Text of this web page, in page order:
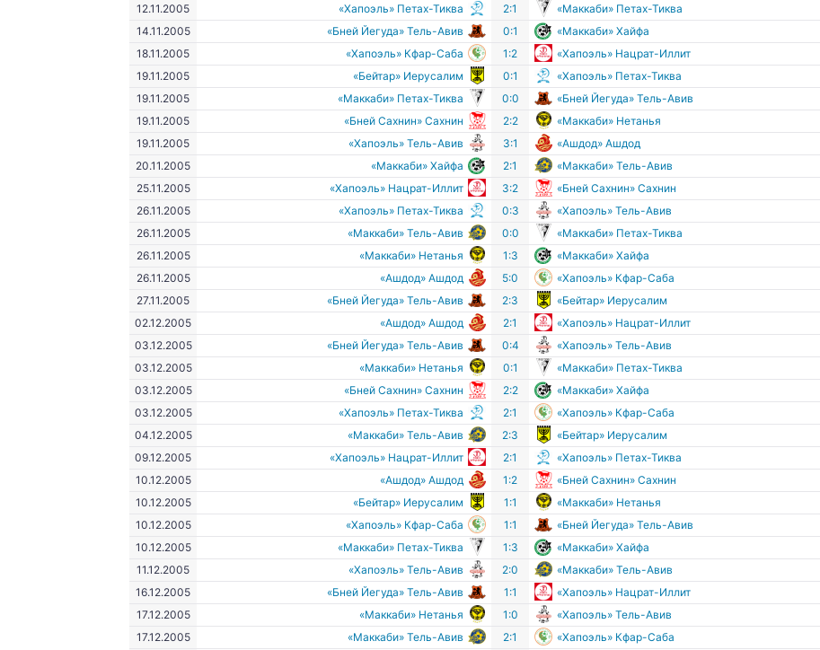
12.11.2005
«Хапоэль» Петах-Тиква 2:1 «Маккаби» Петах-Тиква
14.11.2005
«Бней Йегуда» Тель-Авив 0:1 «Маккаби» Хайфа
18.11.2005
«Хапоэль» Кфар-Саба 1:2 «Хапоэль» Нацрат-Иллит
19.11.2005
«Бейтар» Иерусалим 0:1 «Хапоэль» Петах-Тиква
19.11.2005
«Маккаби» Петах-Тиква 0:0 «Бней Йегуда» Тель-Авив
19.11.2005
«Бней Сахнин» Сахнин 2:2 «Маккаби» Нетанья
19.11.2005
«Хапоэль» Тель-Авив 3:1 «Ашдод» Ашдод
20.11.2005
«Маккаби» Хайфа 2:1 «Маккаби» Тель-Авив
25.11.2005
«Хапоэль» Нацрат-Иллит 3:2 «Бней Сахнин» Сахнин
26.11.2005
«Хапоэль» Петах-Тиква 0:3 «Хапоэль» Тель-Авив
26.11.2005
«Маккаби» Тель-Авив 0:0 «Маккаби» Петах-Тиква
26.11.2005
«Маккаби» Нетанья 1:3 «Маккаби» Хайфа
26.11.2005
«Ашдод» Ашдод 5:0 «Хапоэль» Кфар-Саба
27.11.2005
«Бней Йегуда» Тель-Авив 2:3 «Бейтар» Иерусалим
02.12.2005
«Ашдод» Ашдод 2:1 «Хапоэль» Нацрат-Иллит
03.12.2005
«Бней Йегуда» Тель-Авив 0:4 «Хапоэль» Тель-Авив
03.12.2005
«Маккаби» Нетанья 0:1 «Маккаби» Петах-Тиква
03.12.2005
«Бней Сахнин» Сахнин 2:2 «Маккаби» Хайфа
03.12.2005
«Хапоэль» Петах-Тиква 2:1 «Хапоэль» Кфар-Саба
04.12.2005
«Маккаби» Тель-Авив 2:3 «Бейтар» Иерусалим
09.12.2005
«Хапоэль» Нацрат-Иллит 2:1 «Хапоэль» Петах-Тиква
10.12.2005
«Ашдод» Ашдод 1:2 «Бней Сахнин» Сахнин
10.12.2005
«Бейтар» Иерусалим 1:1 «Маккаби» Нетанья
10.12.2005
«Хапоэль» Кфар-Саба 1:1 «Бней Йегуда» Тель-Авив
10.12.2005
«Маккаби» Петах-Тиква 1:3 «Маккаби» Хайфа
11.12.2005
«Хапоэль» Тель-Авив 2:0 «Маккаби» Тель-Авив
16.12.2005
«Бней Йегуда» Тель-Авив 1:1 «Хапоэль» Нацрат-Иллит
17.12.2005
«Маккаби» Нетанья 1:0 «Хапоэль» Тель-Авив
17.12.2005
«Маккаби» Тель-Авив 2:1 «Хапоэль» Кфар-Саба